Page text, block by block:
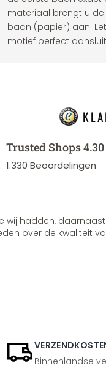
materiaal brengt u
baan (papier) aan.
motief perfect
Trusted Shops4.30
1.330 Beoordelingen
wij hadden,
over de kwaliteit
Binnenlandse